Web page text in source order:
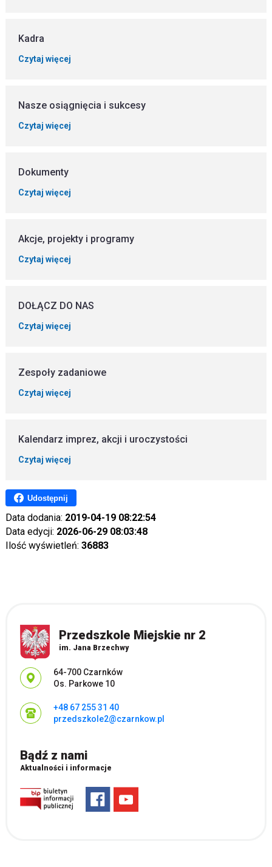
Kadra
Czytaj więcej
Nasze osiągnięcia i sukcesy
Czytaj więcej
Dokumenty
Czytaj więcej
Akcje, projekty i programy
Czytaj więcej
DOŁĄCZ DO NAS
Czytaj więcej
Zespoły zadaniowe
Czytaj więcej
Kalendarz imprez, akcji i uroczystości
Czytaj więcej
Udostępnij
Data dodania: 2019-04-19 08:22:54
Data edycji: 2026-06-29 08:03:48
Ilość wyświetleń: 36883
Przedszkole Miejskie nr 2
im. Jana Brzechwy
Adres pocztowy:
64-700 Czarnków
Os. Parkowe 10
+48 67 255 31 40
przedszkole2@czarnkow.pl
Bądź z nami
Aktualności i informacje